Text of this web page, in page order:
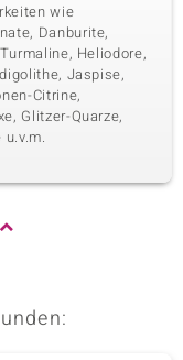
wie
Danburite,
Heliodore,
Jaspise,
Citrine,
Glitzer-Quarze,